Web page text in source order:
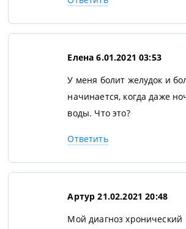
Елена 6.01.2021 03:53
У меня болит желудок и
начинается, когда даже
воды. Что это?
Ответить
Артур 21.02.2021 20:48
Мой диагноз хронический